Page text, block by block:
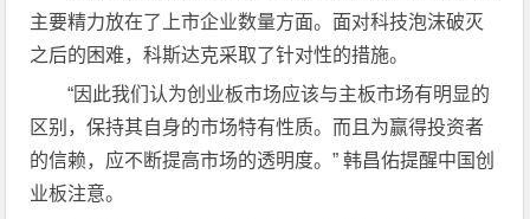
主要精力放在了上市企业数量方面。面对科技泡沫破灭
之后的困难，科斯达克采取了针对性的措施。
“因此我们认为创业板市场应该与主板市场有明显的
区别，保持其自身的市场特有性质。而且为赢得投资者
的信赖，应不断提高市场的透明度。” 韩昌佑提醒中国创
业板注意。